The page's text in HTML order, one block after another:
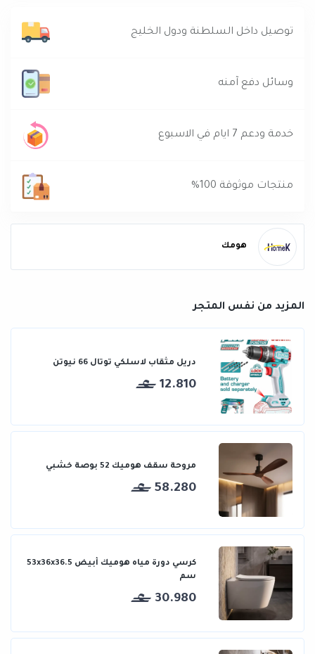
توصيل داخل السلطنة ودول الخليج
وسائل دفع آمنه
خدمة ودعم 7 ايام في الاسبوع
منتجات موثوقة 100%
هومك
المزيد من نفس المتجر
دريل مثقاب لاسلكي توتال 66 نيوتن
12.810
مروحة سقف هوميك 52 بوصة خشبي
58.280
كرسي دورة مياه هوميك أبيض 53x36x36.5
سم
30.980